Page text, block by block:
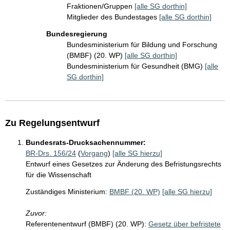
Fraktionen/Gruppen [alle SG dorthin]
Mitglieder des Bundestages [alle SG dorthin]
Bundesregierung
Bundesministerium für Bildung und Forschung
(BMBF) (20. WP) [alle SG dorthin]
Bundesministerium für Gesundheit (BMG) [alle
SG dorthin]
Zu Regelungsentwurf
Bundesrats-Drucksachennummer:
BR-Drs. 156/24 (Vorgang) [alle SG hierzu]
Entwurf eines Gesetzes zur Änderung des Befristungsrechts
für die Wissenschaft
Zuständiges Ministerium: BMBF (20. WP) [alle SG hierzu]
Zuvor:
Referentenentwurf (BMBF) (20. WP): Gesetz über befristete